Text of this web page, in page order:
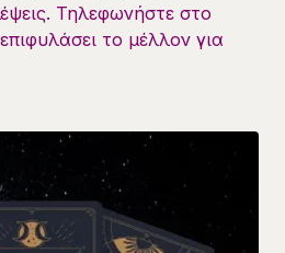
Τηλεφωνήστε στο
το μέλλον για